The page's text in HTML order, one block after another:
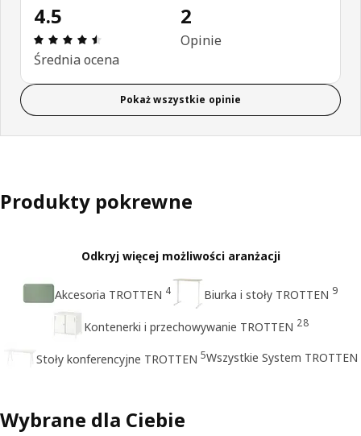
4.5
Opinia: 4.5 na 5 gwiazdki. Recenzje ogółem: 2
Średnia ocena
2
Opinie
Pokaż wszystkie opinie
Produkty pokrewne
Odkryj więcej możliwości aranżacji
Akcesoria TROTTEN 4 Biurka i stoły TROTTEN 9
Kontenerki i przechowywanie TROTTEN 28
Stoły konferencyjne TROTTEN 5Wszystkie System TROTTEN
Wybrane dla Ciebie